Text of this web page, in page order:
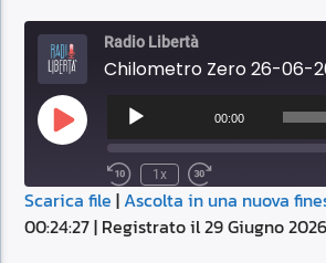
Radio Libertà
Chilometro Zero 26-06-
Play
Episode
Audio
Player
00:00
1x
SUBSCRIBE SHARE
Apple Podcasts
SHARE
Scarica file |Ascolta in una nuova
00:24:27| Registrato il 29 Giugno 2026